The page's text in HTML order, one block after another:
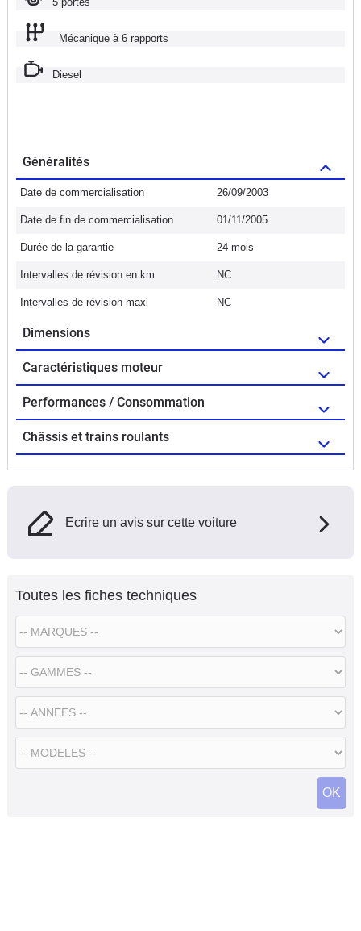
Mécanique à 6 rapports
Diesel
Généralités
Date de commercialisation 26/09/2003
Date de fin de commercialisation 01/11/2005
Durée de la garantie 24 mois
Intervalles de révision en km NC
Intervalles de révision maxi NC
Dimensions
Caractéristiques moteur
Performances / Consommation
Châssis et trains roulants
Ecrire un avis sur cette voiture
Toutes les fiches techniques